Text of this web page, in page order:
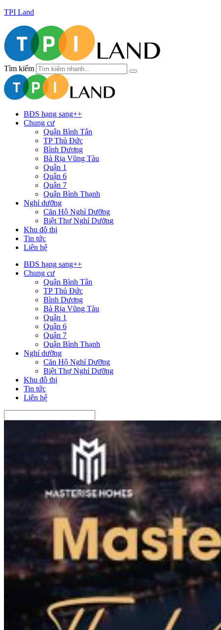
TPI Land
Tìm kiếm
BĐS hạng sang++
Chung cư
Quận Bình Tân
TP Thủ Đức
Bình Dương
Bà Rịa Vũng Tàu
Quận 1
Quận 6
Quận 7
Quận Bình Thạnh
Nghỉ dưỡng
Căn Hộ Nghỉ Dưỡng
Biệt Thự Nghỉ Dưỡng
Khu đô thị
Tin tức
Liên hệ
BĐS hạng sang++
Chung cư
Quận Bình Tân
TP Thủ Đức
Bình Dương
Bà Rịa Vũng Tàu
Quận 1
Quận 6
Quận 7
Quận Bình Thạnh
Nghỉ dưỡng
Căn Hộ Nghỉ Dưỡng
Biệt Thự Nghỉ Dưỡng
Khu đô thị
Tin tức
Liên hệ